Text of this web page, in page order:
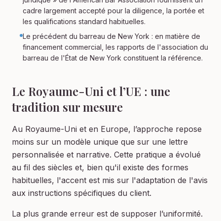
cadre largement accepté pour la diligence, la portée et
les qualifications standard habituelles.
Le précédent du barreau de New York : en matière de
financement commercial, les rapports de l'association du
barreau de l'État de New York constituent la référence.
Le Royaume-Uni et l’UE : une
tradition sur mesure
Au Royaume-Uni et en Europe, l’approche repose
moins sur un modèle unique que sur une lettre
personnalisée et narrative. Cette pratique a évolué
au fil des siècles et, bien qu'il existe des formes
habituelles, l'accent est mis sur l'adaptation de l'avis
aux instructions spécifiques du client.
La plus grande erreur est de supposer l’uniformité.